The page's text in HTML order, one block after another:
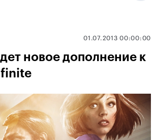
01.07.2013 00:00:00
новое дополнение к